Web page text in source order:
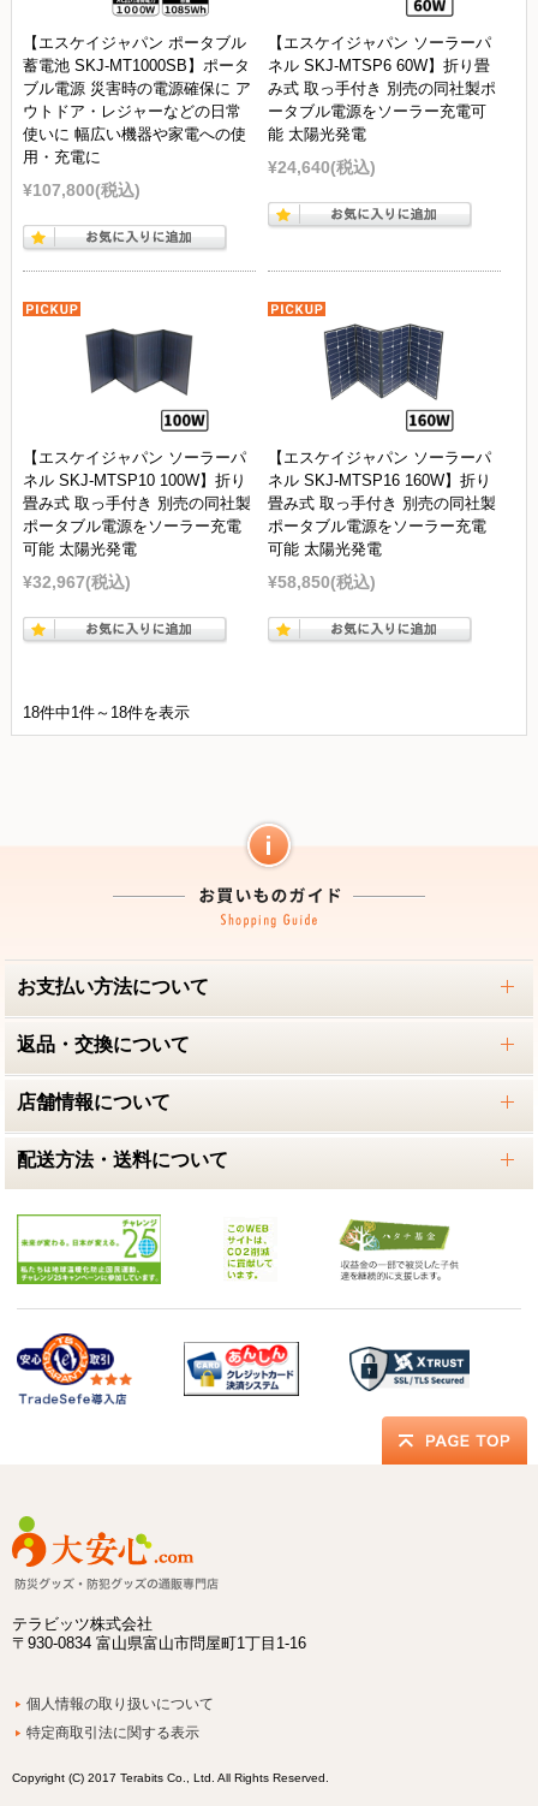
【エスケイジャパン ポータブル
蓄電池 SKJ-MT1000SB】ポータ
ブル電源 災害時の電源確保に ア
ウトドア・レジャーなどの日常
使いに 幅広い機器や家電への使
用・充電に
¥107,800(税込)
【エスケイジャパン ソーラーパ
ネル SKJ-MTSP6 60W】折り畳
み式 取っ手付き 別売の同社製ポ
ータブル電源をソーラー充電可
能 太陽光発電
¥24,640(税込)
【エスケイジャパン ソーラーパ
ネル SKJ-MTSP10 100W】折り
畳み式 取っ手付き 別売の同社製
ポータブル電源をソーラー充電
可能 太陽光発電
¥32,967(税込)
【エスケイジャパン ソーラーパ
ネル SKJ-MTSP16 160W】折り
畳み式 取っ手付き 別売の同社製
ポータブル電源をソーラー充電
可能 太陽光発電
¥58,850(税込)
18件中1件～18件を表示
お支払い方法について
返品・交換について
店舗情報について
配送方法・送料について
テラビッツ株式会社
〒930-0834 富山県富山市問屋町1丁目1-16
個人情報の取り扱いについて
特定商取引法に関する表示
Copyright (C) 2017 Terabits Co., Ltd. All Rights Reserved.